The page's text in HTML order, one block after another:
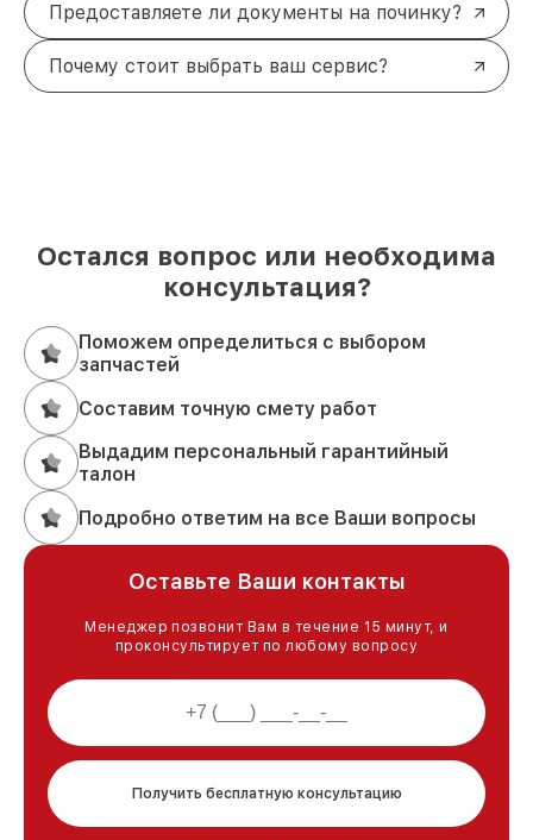
Предоставляете ли документы на починку?
Почему стоит выбрать ваш сервис?
Остался вопрос или необходима
консультация?
Поможем определиться с выбором
запчастей
Составим точную смету работ
Выдадим персональный гарантийный
талон
Подробно ответим на все Ваши вопросы
Оставьте Ваши контакты
Менеджер позвонит Вам в течение 15 минут, и
проконсультирует по любому вопросу
Получить бесплатную консультацию